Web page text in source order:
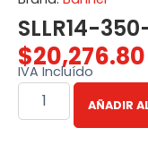
SLLR14-
$20,276.80
IVA Incluído
AÑADIR